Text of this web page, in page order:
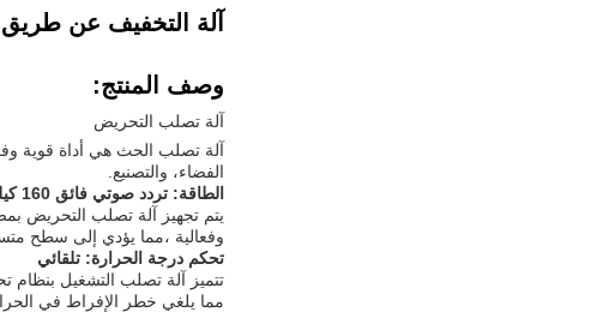
آلة التخفيف عن
وصف المنتج:
آلة تصلب التحريض
آلة تصلب الحث هي أداة قوية
الفضاء، والتصنيع.
الطاقة: تردد صوتي فائق 160 كيلوواط
وفعالية ،مما يؤدي إلى سطح
تحكم درجة الحرارة: تلقائي
تتميز آلة تصلب التشغيل
مما يلغي خطر الإفراط في